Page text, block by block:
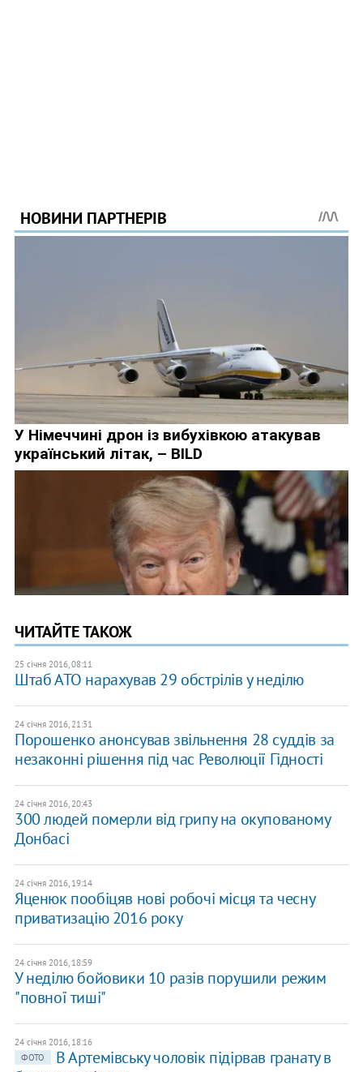
ЧИТАЙТЕ ТАКОЖ
25 січня 2016, 08:11
Штаб АТО нарахував 29 обстрілів у неділю
24 січня 2016, 21:31
Порошенко анонсував звільнення 28 суддів за
незаконні рішення під час Революції Гідності
24 січня 2016, 20:43
300 людей померли від грипу на окупованому
Донбасі
24 січня 2016, 19:14
Яценюк пообіцяв нові робочі місця та чесну
приватизацію 2016 року
24 січня 2016, 18:59
У неділю бойовики 10 разів порушили режим
"повної тиші"
24 січня 2016, 18:16
ФОТО
В Артемівську чоловік підірвав гранату в